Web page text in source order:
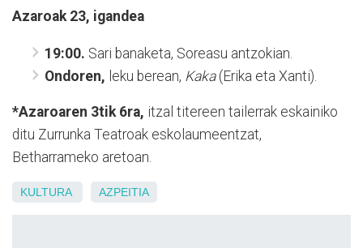
Azaroak 23, igandea
19:00. Sari banaketa, Soreasu antzokian.
Ondoren, leku berean, Kaka(Erika eta Xanti).
*Azaroaren 3tik 6ra, itzal titereen tailerrak eskainiko
ditu Zurrunka Teatroak eskolaumeentzat,
Betharrameko aretoan.
KULTURA AZPEITIA